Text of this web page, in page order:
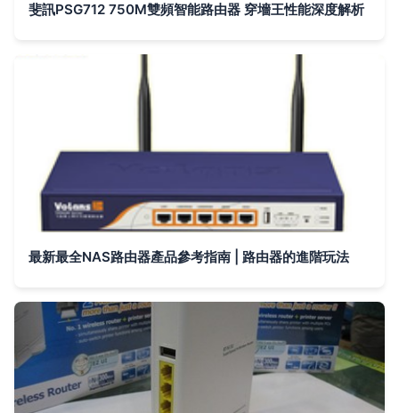
斐訊PSG712 750M雙頻智能路由器 穿墻王性能深度解析
最新最全NAS路由器產品參考指南 | 路由器的進階玩法